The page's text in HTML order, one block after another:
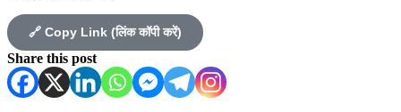
🔗 Copy Link (लिंक कॉपी करें)
Share this post